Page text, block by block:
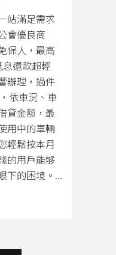
站滿足需求
會優良商
保人，最高
還款超輕
辦理，過件
依車況、車
貸金額，最
用中的車輛
輕鬆按本月
的用戶能够
下的困境。...